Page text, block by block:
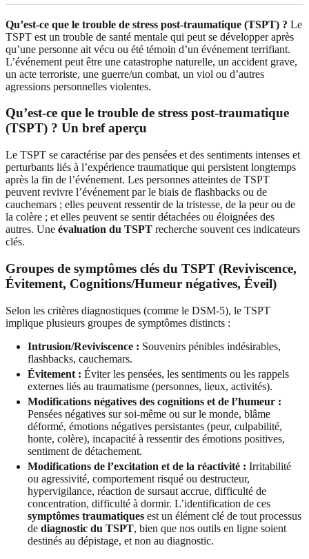
Qu’est-ce que le trouble de stress post-traumatique (TSPT) ? Le
TSPT est un trouble de santé mentale qui peut se développer après
qu’une personne ait vécu ou été témoin d’un événement terrifiant.
L’événement peut être une catastrophe naturelle, un accident grave,
un acte terroriste, une guerre/un combat, un viol ou d’autres
agressions personnelles violentes.
Qu’est-ce que le trouble de stress post-traumatique
(TSPT) ? Un bref aperçu
Le TSPT se caractérise par des pensées et des sentiments intenses et
perturbants liés à l’expérience traumatique qui persistent longtemps
après la fin de l’événement. Les personnes atteintes de TSPT
peuvent revivre l’événement par le biais de flashbacks ou de
cauchemars ; elles peuvent ressentir de la tristesse, de la peur ou de
la colère ; et elles peuvent se sentir détachées ou éloignées des
autres. Une évaluation du TSPT recherche souvent ces indicateurs
clés.
Groupes de symptômes clés du TSPT (Reviviscence,
Évitement, Cognitions/Humeur négatives, Éveil)
Selon les critères diagnostiques (comme le DSM-5), le TSPT
implique plusieurs groupes de symptômes distincts :
Intrusion/Reviviscence : Souvenirs pénibles indésirables,
flashbacks, cauchemars.
Évitement : Éviter les pensées, les sentiments ou les rappels
externes liés au traumatisme (personnes, lieux, activités).
Modifications négatives des cognitions et de l’humeur :
Pensées négatives sur soi-même ou sur le monde, blâme
déformé, émotions négatives persistantes (peur, culpabilité,
honte, colère), incapacité à ressentir des émotions positives,
sentiment de détachement.
Modifications de l’excitation et de la réactivité : Irritabilité
ou agressivité, comportement risqué ou destructeur,
hypervigilance, réaction de sursaut accrue, difficulté de
concentration, difficulté à dormir. L’identification de ces
symptômes traumatiques est un élément clé de tout processus
de diagnostic du TSPT, bien que nos outils en ligne soient
destinés au dépistage, et non au diagnostic.